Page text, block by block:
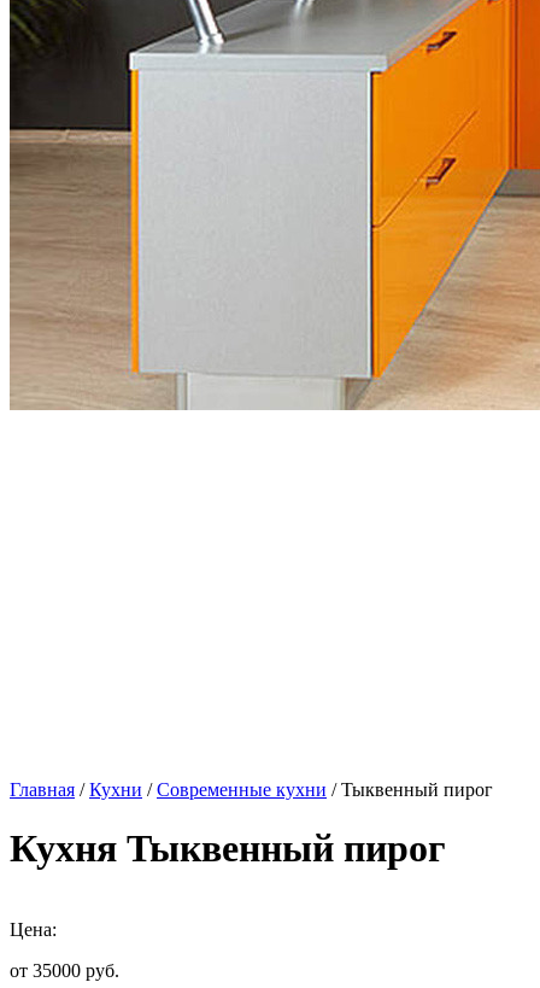
Главная /Кухни /Современные кухни / Тыквенный пирог
Кухня Тыквенный пирог
Цена:
от 35000 руб.